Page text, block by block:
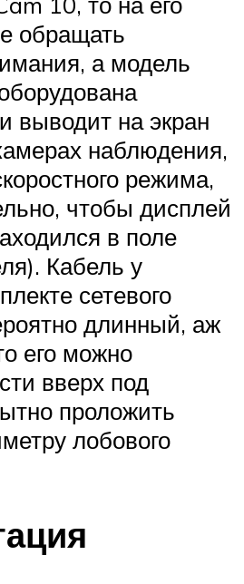
обращать
а модель
выводит на экран
наблюдения,
режима,
чтобы дисплей
в поле
Кабель у
сетевого
длинный, аж
его можно
вверх под
проложить
лобового